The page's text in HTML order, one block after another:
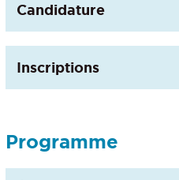
Candidature
Inscriptions
Programme